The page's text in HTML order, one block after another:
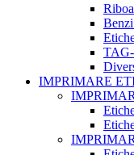
IMPRIMARE